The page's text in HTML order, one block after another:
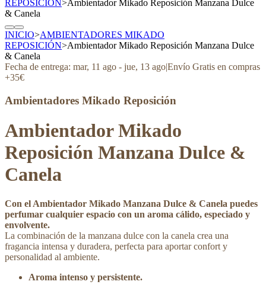
REPOSICIÓN>Ambientador Mikado Reposición Manzana Dulce
& Canela
INICIO>AMBIENTADORES MIKADO
REPOSICIÓN>Ambientador Mikado Reposición Manzana Dulce
& Canela
Fecha de entrega: mar, 11 ago - jue, 13 ago|Envío Gratis en compras
+35€
Ambientadores Mikado Reposición
Ambientador Mikado
Reposición Manzana Dulce &
Canela
Con el Ambientador Mikado Manzana Dulce & Canela puedes
perfumar cualquier espacio con un aroma cálido, especiado y
envolvente.
La combinación de la manzana dulce con la canela crea una
fragancia intensa y duradera, perfecta para aportar confort y
personalidad al ambiente.
Aroma intenso y persistente.